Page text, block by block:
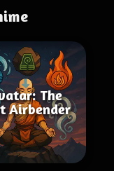
The
Airbender